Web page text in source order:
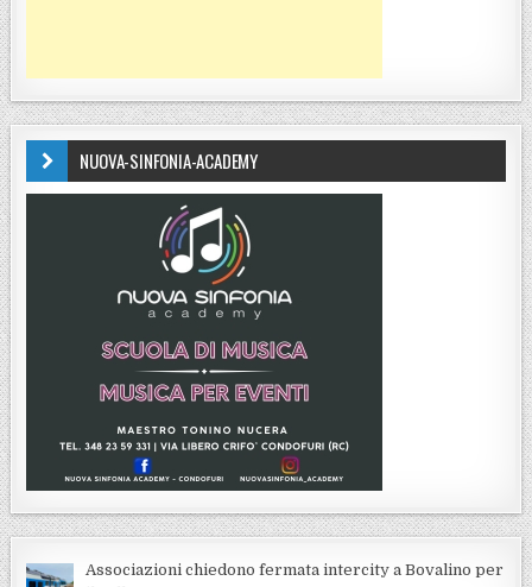
NUOVA-SINFONIA-ACADEMY
Associazioni chiedono fermata intercity a Bovalino per